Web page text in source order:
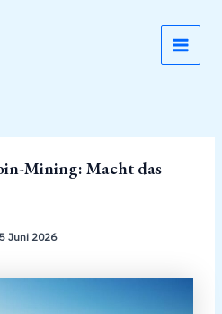
Mining: Macht das
Juni 2026